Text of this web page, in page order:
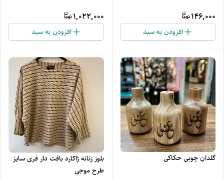
146,000
افزودن به سبد
1,022,000
افزودن به سبد
گلدان چوبی حکاکی
بلوز زنانه ژاکارد بافت دار فری سایز
طرح موجی